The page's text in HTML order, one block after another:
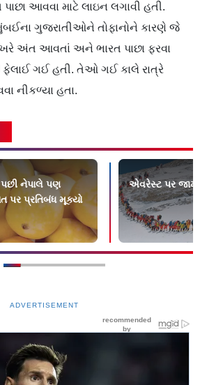
આવવા માટે લાઇન લગાવી હતી.
ગુજરાતીઓને તોફાનોને કારણે જે
અંત આવતાં અને ભારત પાછા ફરવા
ફેલાઈ ગઈ હતી. તેઓ ગઈ કાલે રાત્રે
નીકળ્યા હતા.
પછી નેપાલે પણ
પર પ્રતિબંધ મૂક્યો
એવરેસ્ટ પર
ADVERTISEMENT